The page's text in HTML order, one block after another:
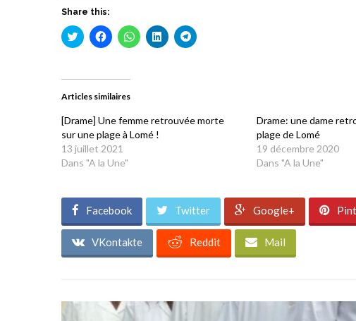
Share this:
Cliquez
pour
dans
nouvelle
Cliquez
pour
dans
nouvelle
Cliquez
pour
Cliquez
pour
Cliquez
pour
Articles similaires
[Drame] Une femme retrouvée morte
sur une plage à Lomé !
13 juillet 2021
Dans "A la Une"
Drame: une dame
plage de Lomé
19 décembre 2020
Dans "A la Une"
Facebook Twitter Google+
VKontakte Reddit Mail